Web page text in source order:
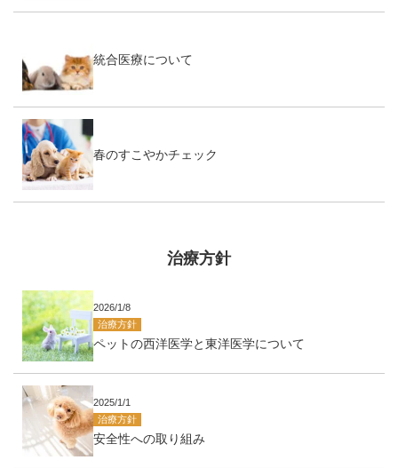
統合医療について
春のすこやかチェック
治療方針
2026/1/8
治療方針
ペットの西洋医学と東洋医学について
2025/1/1
治療方針
安全性への取り組み